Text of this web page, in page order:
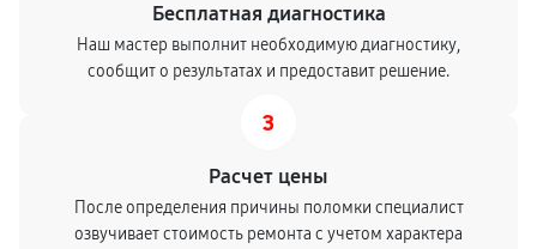
Ремонт сцепления снегоуборщика
720 от 50 мин
Установка комплекта прокладок двигателя
от 50 мин
Замена прокладки в области двигателя и редуктора
Бесплатная диагностика
Наш мастер выполнит необходимую диагностику,
сообщит о результатах и предоставит решение.
3
Расчет цены
После определения причины поломки специалист
озвучивает стоимость ремонта с учетом характера